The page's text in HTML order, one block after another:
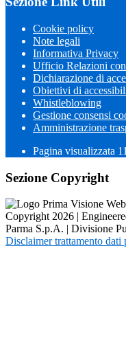
Cookie policy
Note legali
Informativa Privacy
Ufficio Relazioni
Dichiarazione di
Obiettivi di
Whistleblowing
Gestione consensi
Amministrazione
Pagina visualizzata
Sezione Copyright
Copyright 2026 |
Parma S.p.A. | Divisione
Disclaimer trattamento dati